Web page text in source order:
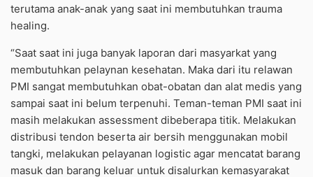
terutama anak-anak yang saat ini membutuhkan trauma
healing.
“Saat saat ini juga banyak laporan dari masyarkat yang
membutuhkan pelaynan kesehatan. Maka dari itu relawan
PMI sangat membutuhkan obat-obatan dan alat medis yang
sampai saat ini belum terpenuhi. Teman-teman PMI saat ini
masih melakukan assessment dibeberapa titik. Melakukan
distribusi tendon beserta air bersih menggunakan mobil
tangki, melakukan pelayanan logistic agar mencatat barang
masuk dan barang keluar untuk disalurkan kemasyarakat